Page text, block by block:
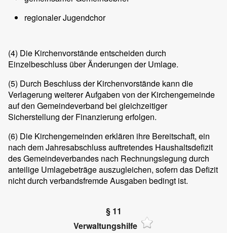
regionaler Jugendchor
(4) Die Kirchenvorstände entscheiden durch
Einzelbeschluss über Änderungen der Umlage.
(5) Durch Beschluss der Kirchenvorstände kann die
Verlagerung weiterer Aufgaben von der Kirchengemeinde
auf den Gemeindeverband bei gleichzeitiger
Sicherstellung der Finanzierung erfolgen.
(6) Die Kirchengemeinden erklären ihre Bereitschaft, ein
nach dem Jahresabschluss auftretendes Haushaltsdefizit
des Gemeindeverbandes nach Rechnungslegung durch
anteilige Umlagebeträge auszugleichen, sofern das Defizit
nicht durch verbandsfremde Ausgaben bedingt ist.
§ 11
Verwaltungshilfe